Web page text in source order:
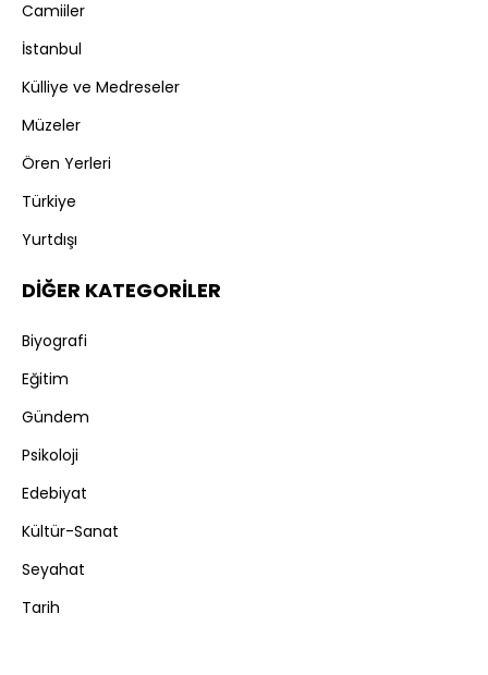
Camiiler
İstanbul
Külliye ve Medreseler
Müzeler
Ören Yerleri
Türkiye
Yurtdışı
DİĞER KATEGORİLER
Biyografi
Eğitim
Gündem
Psikoloji
Edebiyat
Kültür-Sanat
Seyahat
Tarih